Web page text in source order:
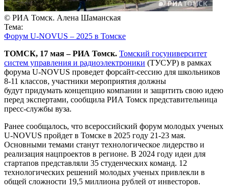
© РИА Томск. Алена Шаманская
Тема:
Форум U-NOVUS – 2025 в Томске
ТОМСК, 17 мая – РИА Томск. Томский госуниверситет
систем управления и радиоэлектроники (ТУСУР) в рамках
форума U-NOVUS проведет форсайт-сессию для школьников
8-11 классов, участники мероприятия должны
будут придумать концепцию компании и защитить свою идею
перед экспертами, сообщила РИА Томск представительница
пресс-службы вуза.
Ранее сообщалось, что всероссийский форум молодых ученых
U-NOVUS пройдет в Томске в 2025 году 21-23 мая.
Основными темами станут технологическое лидерство и
реализация нацпроектов в регионе. В 2024 году идеи для
стартапов представляли 35 студенческих команд. 12
технологических решений молодых ученых привлекли в
общей сложности 19,5 миллиона рублей от инвесторов.